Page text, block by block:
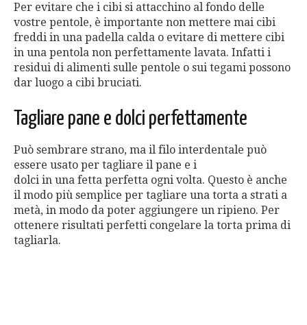
Per evitare che i cibi si attacchino al fondo delle
vostre pentole, è importante non mettere mai cibi
freddi in una padella calda o evitare di mettere cibi
in una pentola non perfettamente lavata. Infatti i
residui di alimenti sulle pentole o sui tegami possono
dar luogo a cibi bruciati.
Tagliare pane e dolci perfettamente
Può sembrare strano, ma il filo interdentale può
essere usato per tagliare il pane e i
dolci in una fetta perfetta ogni volta. Questo è anche
il modo più semplice per tagliare una torta a strati a
metà, in modo da poter aggiungere un ripieno. Per
ottenere risultati perfetti congelare la torta prima di
tagliarla.